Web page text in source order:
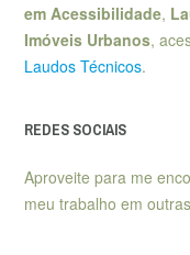
em Acessibilidade,
Imóveis Urbanos,
Laudos Técnicos.
REDES SOCIAIS
Aproveite para me
meu trabalho em